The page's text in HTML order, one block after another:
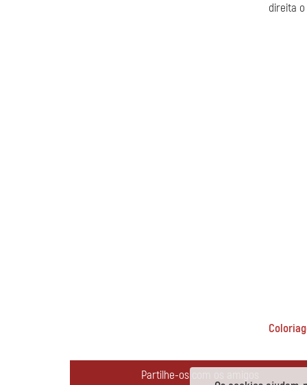
direita
Partilhe-os com os amigos